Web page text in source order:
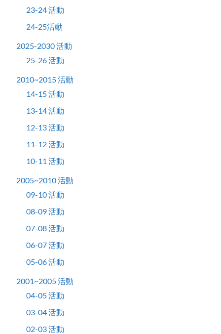
23-24 活動
24-25活動
2025-2030 活動
25-26 活動
2010~2015 活動
14-15 活動
13-14 活動
12-13 活動
11-12 活動
10-11 活動
2005~2010 活動
09-10 活動
08-09 活動
07-08 活動
06-07 活動
05-06 活動
2001~2005 活動
04-05 活動
03-04 活動
02-03 活動